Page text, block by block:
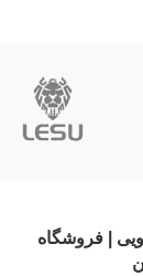
| فروشگاه